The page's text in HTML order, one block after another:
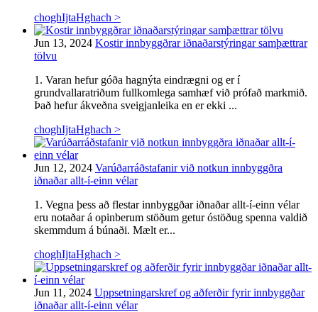
choghIjtaHghach >
Jun 13, 2024 Kostir innbyggðrar iðnaðarstýringar samþættrar
tölvu
1. Varan hefur góða hagnýta eindrægni og er í
grundvallaratriðum fullkomlega samhæf við prófað markmið.
Það hefur ákveðna sveigjanleika en er ekki ...
choghIjtaHghach >
Jun 12, 2024 Varúðarráðstafanir við notkun innbyggðra
iðnaðar allt-í-einn vélar
1. Vegna þess að flestar innbyggðar iðnaðar allt-í-einn vélar
eru notaðar á opinberum stöðum getur óstöðug spenna valdið
skemmdum á búnaði. Mælt er...
choghIjtaHghach >
Jun 11, 2024 Uppsetningarskref og aðferðir fyrir innbyggðar
iðnaðar allt-í-einn vélar